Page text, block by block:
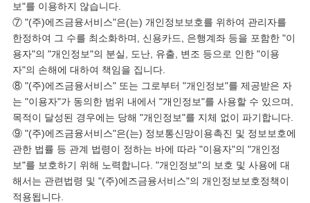
보"를 이용하지 않습니다.
⑦ "(주)에즈금융서비스"은(는) 개인정보보호를 위하여 관리자를
한정하여 그 수를 최소화하며, 신용카드, 은행계좌 등을 포함한 "이
용자"의 "개인정보"의 분실, 도난, 유출, 변조 등으로 인한 "이용
자"의 손해에 대하여 책임을 집니다.
⑧ "(주)에즈금융서비스" 또는 그로부터 "개인정보"를 제공받은 자
는 "이용자"가 동의한 범위 내에서 "개인정보"를 사용할 수 있으며,
목적이 달성된 경우에는 당해 "개인정보"를 지체 없이 파기합니다.
⑨ "(주)에즈금융서비스"은(는) 정보통신망이용촉진 및 정보보호에
관한 법률 등 관계 법령이 정하는 바에 따라 "이용자"의 "개인정
보"를 보호하기 위해 노력합니다. "개인정보"의 보호 및 사용에 대
해서는 관련법령 및 "(주)에즈금융서비스"의 개인정보보호정책이
적용됩니다.